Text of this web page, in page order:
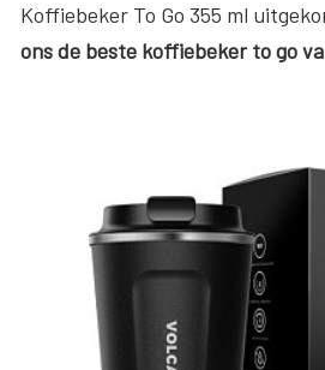
Koffiebeker To Go 355 ml
ons de beste koffiebeker to go